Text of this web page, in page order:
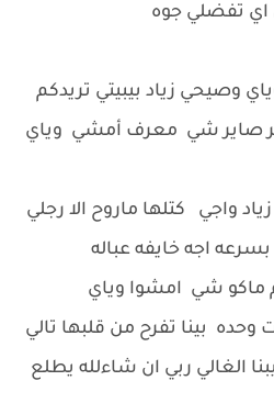
اي تفضلي جوه
وصيحي زياد بيبيتي تريدكم
صاير شي معرف أمشي وياي
واجي كتلها ماروح الا رجلي
اجه خايفه عباله
ماكو شي امشوا وياي
بينا تفرح من قلبها تالي
الغالي ربي ان شاءلله يطلع